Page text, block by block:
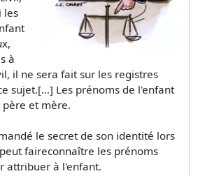
les
à
il ne sera fait sur les registres
sujet.[…] Les prénoms de l'enfant
père et mère.
le secret de son identité lors
faireconnaître les prénoms
attribuer à l'enfant.